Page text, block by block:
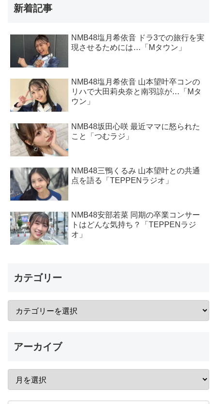
新着記事
NMB48塩月希依音 ドラ3での旅行を実
現させるためには…「Mタウン」
NMB48塩月希依音 山本望叶卒コンの
リハで大田莉央奈と南羽諒が…「Mタ
ウン」
NMB48坂田心咲 最近ママに怒られた
こと「つむラジ」
NMB48三鴨くるみ 山本望叶との共通
点を語る「TEPPENラジオ」
NMB48安部若菜 同期の卒業コンサー
トはどんな気持ち？「TEPPENラジ
オ」
カテゴリー
アーカイブ